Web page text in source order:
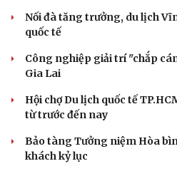
Nối đà tăng trưởng, du lịch
quốc tế
Công nghiệp giải trí "chắp
Gia Lai
Hội chợ Du lịch quốc tế
từ trước đến nay
Bảo tàng Tưởng niệm Hòa
khách kỷ lục